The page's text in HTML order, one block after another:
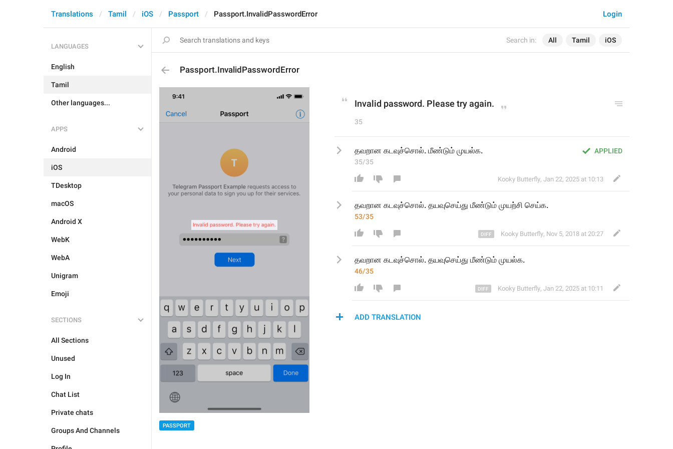
Search in: All Tamil iOS
Login
Translations Tamil iOS Passport Passport.InvalidPasswordError
LANGUAGES
English
Tamil
Other languages...
APPS
Android
iOS
TDesktop
macOS
Android X
WebK
WebA
Unigram
Emoji
SECTIONS
All Sections
Unused
Log In
Chat List
Private chats
Groups And Channels
Passport.InvalidPasswordError
PASSPORT
Invalid password. Please try again.
35
APPLIED
தவறான கடவுச்சொல். மீண்டும் முயல்க.
35/35
Kooky Butterfly, Jan 22, 2025 at 10:13
தவறான கடவுச்சொல். தயவுசெய்து மீண்டும் முயற்சி செய்க.
53/35
Kooky Butterfly, Nov 5, 2018 at 20:27
தவறான கடவுச்சொல். தயவுசெய்து மீண்டும் முயல்க.
46/35
Kooky Butterfly, Jan 22, 2025 at 10:11
ADD TRANSLATION